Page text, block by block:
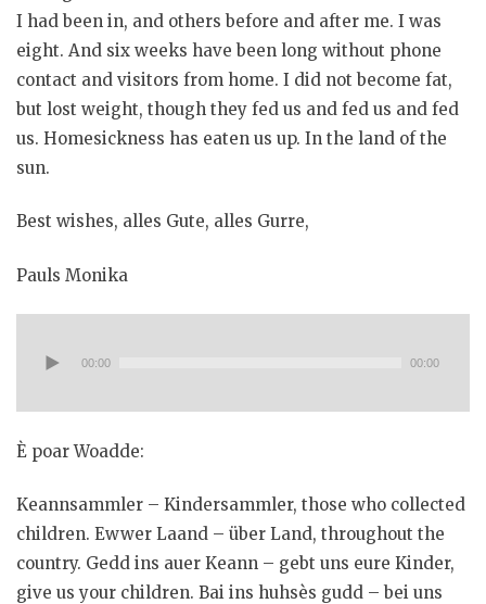
I had been in, and others before and after me. I was
eight. And six weeks have been long without phone
contact and visitors from home. I did not become fat,
but lost weight, though they fed us and fed us and fed
us. Homesickness has eaten us up. In the land of the
sun.
Best wishes, alles Gute, alles Gurre,
Pauls Monika
Player
00:00 00:00
È poar Woadde:
Keannsammler – Kindersammler, those who collected
children. Ewwer Laand – über Land, throughout the
country. Gedd ins auer Keann – gebt uns eure Kinder,
give us your children. Bai ins huhsès gudd – bei uns